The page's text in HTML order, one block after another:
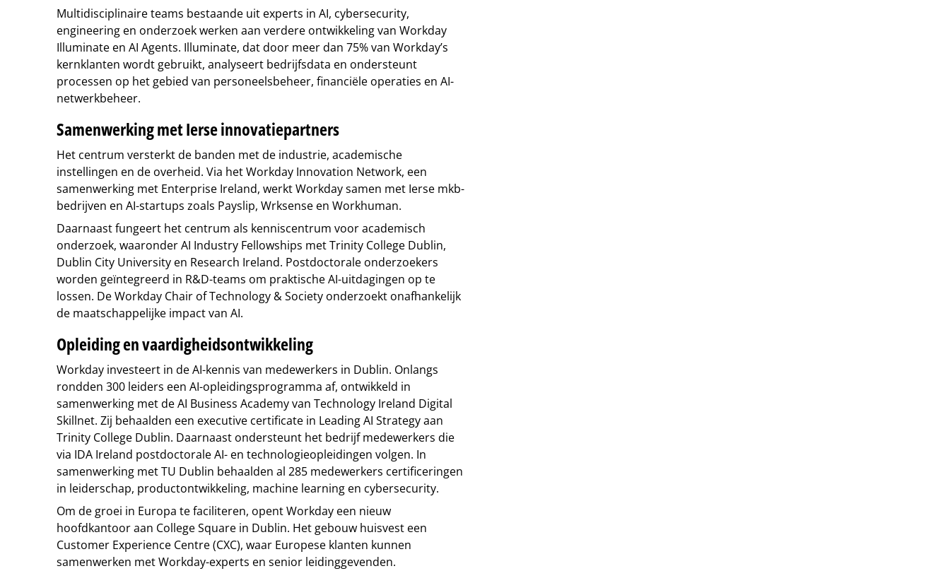
Multidisciplinaire teams bestaande uit experts in AI, cybersecurity,
engineering en onderzoek werken aan verdere ontwikkeling van Workday
Illuminate en AI Agents. Illuminate, dat door meer dan 75% van Workday’s
kernklanten wordt gebruikt, analyseert bedrijfsdata en ondersteunt
processen op het gebied van personeelsbeheer, financiële operaties en AI-
netwerkbeheer.
Samenwerking met Ierse innovatiepartners
Het centrum versterkt de banden met de industrie, academische
instellingen en de overheid. Via het Workday Innovation Network, een
samenwerking met Enterprise Ireland, werkt Workday samen met Ierse mkb-
bedrijven en AI-startups zoals Payslip, Wrksense en Workhuman.
Daarnaast fungeert het centrum als kenniscentrum voor academisch
onderzoek, waaronder AI Industry Fellowships met Trinity College Dublin,
Dublin City University en Research Ireland. Postdoctorale onderzoekers
worden geïntegreerd in R&D-teams om praktische AI-uitdagingen op te
lossen. De Workday Chair of Technology & Society onderzoekt onafhankelijk
de maatschappelijke impact van AI.
Opleiding en vaardigheidsontwikkeling
Workday investeert in de AI-kennis van medewerkers in Dublin. Onlangs
rondden 300 leiders een AI-opleidingsprogramma af, ontwikkeld in
samenwerking met de AI Business Academy van Technology Ireland Digital
Skillnet. Zij behaalden een executive certificate in Leading AI Strategy aan
Trinity College Dublin. Daarnaast ondersteunt het bedrijf medewerkers die
via IDA Ireland postdoctorale AI- en technologieopleidingen volgen. In
samenwerking met TU Dublin behaalden al 285 medewerkers certificeringen
in leiderschap, productontwikkeling, machine learning en cybersecurity.
Om de groei in Europa te faciliteren, opent Workday een nieuw
hoofdkantoor aan College Square in Dublin. Het gebouw huisvest een
Customer Experience Centre (CXC), waar Europese klanten kunnen
samenwerken met Workday-experts en senior leidinggevenden.